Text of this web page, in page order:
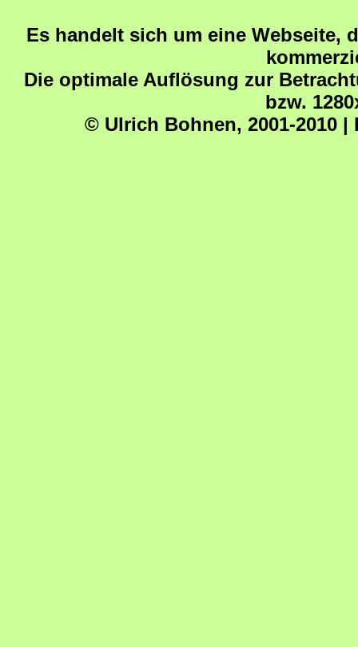
Es handelt sich um eine Webseite,
Die optimale Auflösung zur
bzw.
© Ulrich Bohnen, 2001-2010